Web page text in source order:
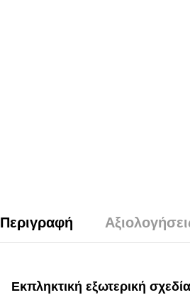
Περιγραφή
Εκπληκτική εξωτερική